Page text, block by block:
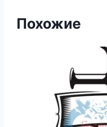
Похожие